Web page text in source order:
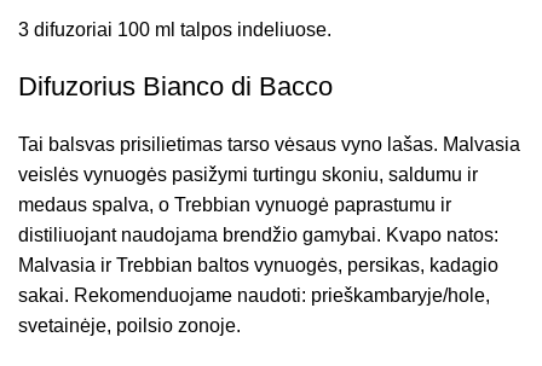
3 difuzoriai 100 ml talpos indeliuose.
Difuzorius Bianco di Bacco
Tai balsvas prisilietimas tarso vėsaus vyno lašas. Malvasia
veislės vynuogės pasižymi turtingu skoniu, saldumu ir
medaus spalva, o Trebbian vynuogė paprastumu ir
distiliuojant naudojama brendžio gamybai. Kvapo natos:
Malvasia ir Trebbian baltos vynuogės, persikas, kadagio
sakai. Rekomenduojame naudoti: prieškambaryje/hole,
svetainėje, poilsio zonoje.